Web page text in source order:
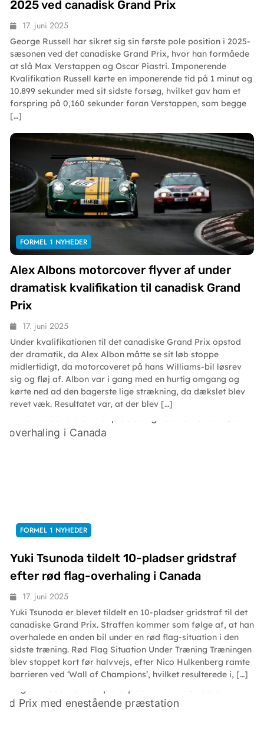
2025 ved canadisk Grand Prix
17. juni 2025
George Russell har sikret sig sin første pole position i 2025-
sæsonen ved det canadiske Grand Prix, hvor han formåede
at slå Max Verstappen og Oscar Piastri. Imponerende
Kvalifikation Russell kørte en imponerende tid på 1 minut og
10.899 sekunder med sit sidste forsøg, hvilket gav ham et
forspring på 0,160 sekunder foran Verstappen, som begge
[…]
FORMEL 1 NYHEDER
Alex Albons motorcover flyver af under
dramatisk kvalifikation til canadisk Grand
Prix
17. juni 2025
Under kvalifikationen til det canadiske Grand Prix opstod
der dramatik, da Alex Albon måtte se sit løb stoppe
midlertidigt, da motorcoveret på hans Williams-bil løsrev
sig og fløj af. Albon var i gang med en hurtig omgang og
kørte ned ad den bagerste lige strækning, da dækslet blev
revet væk. Resultatet var, at der blev […]
FORMEL 1 NYHEDER
Yuki Tsunoda tildelt 10-pladser gridstraf
efter rød flag-overhaling i Canada
17. juni 2025
Yuki Tsunoda er blevet tildelt en 10-pladser gridstraf til det
canadiske Grand Prix. Straffen kommer som følge af, at han
overhalede en anden bil under en rød flag-situation i den
sidste træning. Rød Flag Situation Under Træning Træningen
blev stoppet kort før halvvejs, efter Nico Hulkenberg ramte
barrieren ved ‘Wall of Champions’, hvilket resulterede i, […]